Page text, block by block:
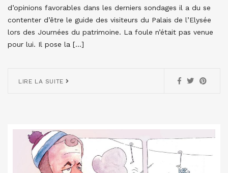
d’opinions favorables dans les derniers sondages il a du se
contenter d’être le guide des visiteurs du Palais de l’Elysée
lors des Journées du patrimoine. La foule n’était pas venue
pour lui. Il pose la […]
LIRE LA SUITE